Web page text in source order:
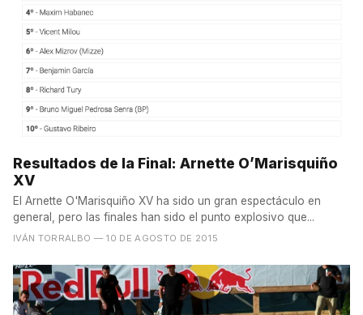
Resultados de la Final: Arnette O’Marisquiño
XV
El Arnette O'Marisquiño XV ha sido un gran espectáculo en
general, pero las finales han sido el punto explosivo que...
IVÁN TORRALBO — 10 DE AGOSTO DE 2015